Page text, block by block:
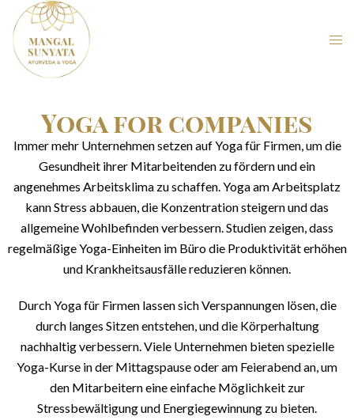
Yoga for companies
Immer mehr Unternehmen setzen auf Yoga für Firmen, um die
Gesundheit ihrer Mitarbeitenden zu fördern und ein
angenehmes Arbeitsklima zu schaffen. Yoga am Arbeitsplatz
kann Stress abbauen, die Konzentration steigern und das
allgemeine Wohlbefinden verbessern. Studien zeigen, dass
regelmäßige Yoga-Einheiten im Büro die Produktivität erhöhen
und Krankheitsausfälle reduzieren können.
Durch Yoga für Firmen lassen sich Verspannungen lösen, die
durch langes Sitzen entstehen, und die Körperhaltung
nachhaltig verbessern. Viele Unternehmen bieten spezielle
Yoga-Kurse in der Mittagspause oder am Feierabend an, um
den Mitarbeitern eine einfache Möglichkeit zur
Stressbewältigung und Energiegewinnung zu bieten.